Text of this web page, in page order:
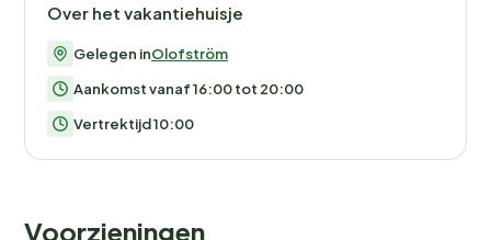
Over het vakantiehuisje
Gelegen inOlofström
Aankomst vanaf 16:00 tot 20:00
Vertrektijd 10:00
Voorzieningen